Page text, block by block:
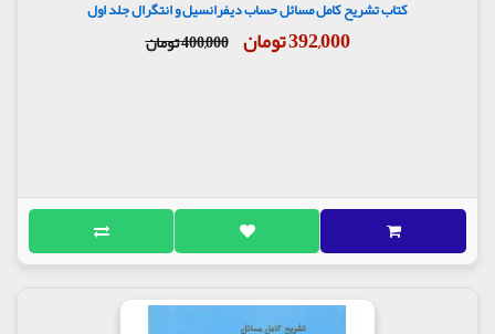
کتاب تشریح کامل مسائل حساب دیفرانسیل و انتگرال جلد اول
392,000 تومان 400,000 تومان